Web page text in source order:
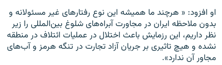
او افزود: « هرچند ما همیشه این نوع رفتارهای غیر مسئولانه و
بدون ملاحظه ایران در مجاورت آبراه‌های شلوغ بین‌المللی را زیر
نظر داریم، این رزمایش باعث اختلال در عملیات ائتلاف در منطقه
نشده و هیچ تاثیری بر جریان آزاد تجارت در تنگه هرمز و آب‌های
مجاور آن ندارد».